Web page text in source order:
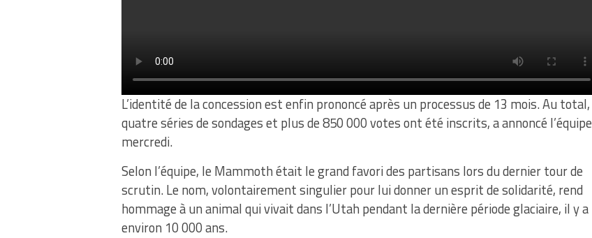
L’identité de la concession est enfin prononcé après un processus de 13 mois. Au total,
quatre séries de sondages et plus de 850 000 votes ont été inscrits, a annoncé l’équipe
mercredi.
Selon l’équipe, le Mammoth était le grand favori des partisans lors du dernier tour de
scrutin. Le nom, volontairement singulier pour lui donner un esprit de solidarité, rend
hommage à un animal qui vivait dans l’Utah pendant la dernière période glaciaire, il y a
environ 10 000 ans.